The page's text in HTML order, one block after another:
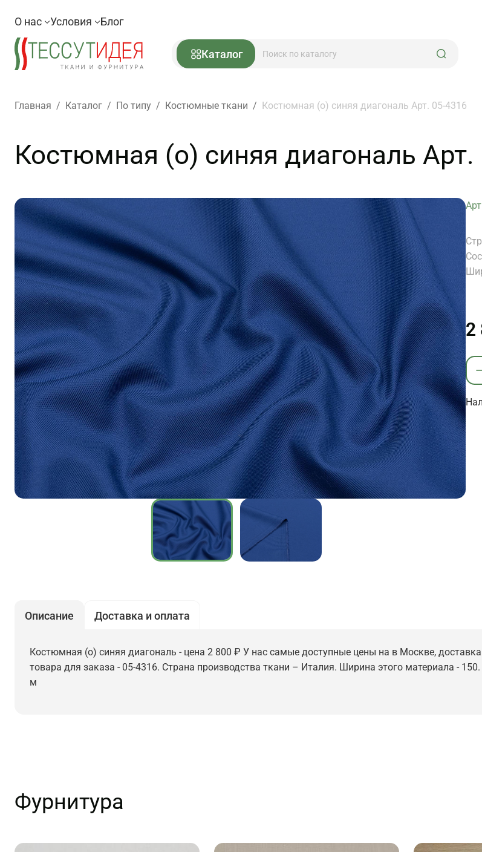
О нас Условия Блог
Каталог
Главная / Каталог / По типу / Костюмные ткани / Костюмная (о) синяя диагональ Арт. 05-4316
Костюмная (о) синяя диагональ Арт.
2
Описание Доставка и оплата
Костюмная (о) синяя диагональ - цена 2 800 ₽ У нас самые доступные цены на в Москве, доставка
товара для заказа - 05-4316. Страна производства ткани – Италия. Ширина этого материала -
м
Фурнитура